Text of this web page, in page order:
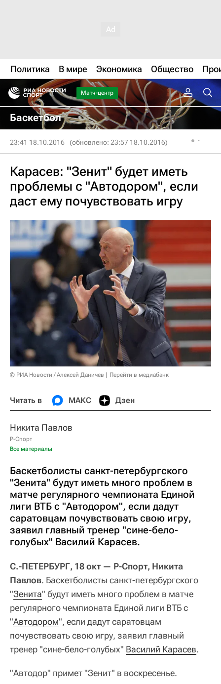
Политика В мире Экономика Общество
Матч-центр
Баскетбол
23:41 18.10.2016 (обновлено: 23:57 18.10.2016)
Карасев: "Зенит" будет иметь
проблемы с "Автодором", если
даст ему почувствовать игру
© РИА Новости / Алексей Даничев Перейти в медиабанк
Читать в МАКС Дзен
Никита Павлов
Р-Спорт
Все материалы
Баскетболисты санкт-петербургского
"Зенита" будут иметь много проблем в
матче регулярного чемпионата Единой
лиги ВТБ с "Автодором", если дадут
саратовцам почувствовать свою игру,
заявил главный тренер "сине-бело-
голубых" Василий Карасев.
С.-ПЕТЕРБУРГ, 18 окт — Р-Спорт, Никита
Павлов. Баскетболисты санкт-петербургского
"Зенита" будут иметь много проблем в матче
регулярного чемпионата Единой лиги ВТБ с
"Автодором", если дадут саратовцам
почувствовать свою игру, заявил главный
тренер "сине-бело-голубых" Василий Карасев.
"Автодор" примет "Зенит" в воскресенье.